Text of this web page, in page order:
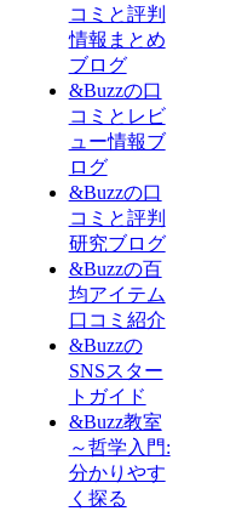
コミと評判
情報まとめ
ブログ
&Buzzの口
コミとレビ
ュー情報ブ
ログ
&Buzzの口
コミと評判
研究ブログ
&Buzzの百
均アイテム
口コミ紹介
&Buzzの
SNSスター
トガイド
&Buzz教室
～哲学入門:
分かりやす
く探る